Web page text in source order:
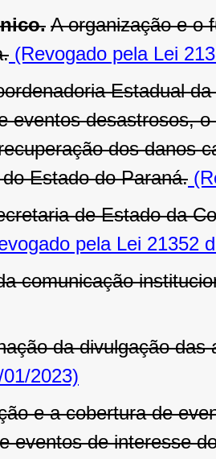
A organização e o
(Revogado pela Lei
Estadual
eventos desastrosos,
dos danos
Estado do Paraná.
de Estado da
pela Lei 21352
comunicação
da divulgação das
2023)
e a cobertura de
eventos de interesse